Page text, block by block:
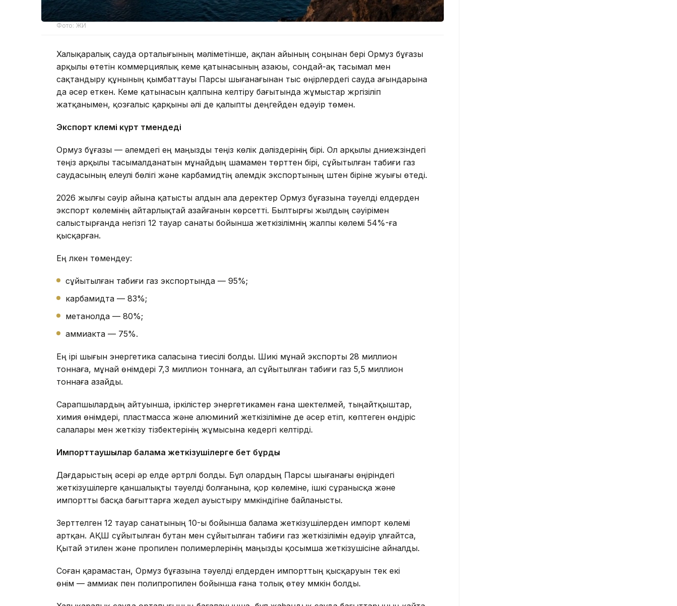
Фото: ЖИ
Халықаралық сауда орталығының мәліметінше, ақпан айының соңынан бері Ормуз бұғазы
арқылы өтетін коммерциялық кеме қатынасының азаюы, сондай-ақ тасымал мен
сақтандыру құнының қымбаттауы Парсы шығанағынан тыс өңірлердегі сауда ағындарына
да әсер еткен. Кеме қатынасын қалпына келтіру бағытында жұмыстар жүргізіліп
жатқанымен, қозғалыс қарқыны әлі де қалыпты деңгейден едәуір төмен.
Экспорт көлемі күрт төмендеді
Ормуз бұғазы — әлемдегі ең маңызды теңіз көлік дәліздерінің бірі. Ол арқылы дүниежүзіндегі
теңіз арқылы тасымалданатын мұнайдың шамамен төрттен бірі, сұйытылған табиғи газ
саудасының елеулі бөлігі және карбамидтің әлемдік экспортының үштен біріне жуығы өтеді.
2026 жылғы сәуір айына қатысты алдын ала деректер Ормуз бұғазына тәуелді елдерден
экспорт көлемінің айтарлықтай азайғанын көрсетті. Былтырғы жылдың сәуірімен
салыстырғанда негізгі 12 тауар санаты бойынша жеткізілімнің жалпы көлемі 54%-ға
қысқарған.
Ең үлкен төмендеу:
сұйытылған табиғи газ экспортында — 95%;
карбамидта — 83%;
метанолда — 80%;
аммиакта — 75%.
Ең ірі шығын энергетика саласына тиесілі болды. Шикі мұнай экспорты 28 миллион
тоннаға, мұнай өнімдері 7,3 миллион тоннаға, ал сұйытылған табиғи газ 5,5 миллион
тоннаға азайды.
Сарапшылардың айтуынша, іркілістер энергетикамен ғана шектелмей, тыңайтқыштар,
химия өнімдері, пластмасса және алюминий жеткізіліміне де әсер етіп, көптеген өндіріс
салалары мен жеткізу тізбектерінің жұмысына кедергі келтірді.
Импорттаушылар балама жеткізушілерге бет бұрды
Дағдарыстың әсері әр елде әртүрлі болды. Бұл олардың Парсы шығанағы өңіріндегі
жеткізушілерге қаншалықты тәуелді болғанына, қор көлеміне, ішкі сұранысқа және
импортты басқа бағыттарға жедел ауыстыру мүмкіндігіне байланысты.
Зерттелген 12 тауар санатының 10-ы бойынша балама жеткізушілерден импорт көлемі
артқан. АҚШ сұйытылған бутан мен сұйытылған табиғи газ жеткізілімін едәуір ұлғайтса,
Қытай этилен және пропилен полимерлерінің маңызды қосымша жеткізушісіне айналды.
Соған қарамастан, Ормуз бұғазына тәуелді елдерден импорттың қысқаруын тек екі
өнім — аммиак пен полипропилен бойынша ғана толық өтеу мүмкін болды.